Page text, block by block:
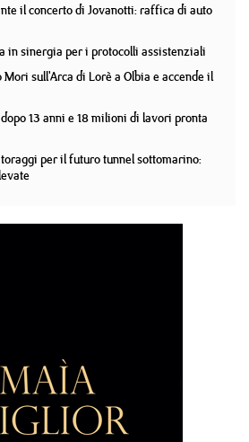
il concerto di Jovanotti: raffica di auto
in sinergia per i protocolli assistenziali
sull'Arca di Lorè a Olbia e accende il
13 anni e 18 milioni di lavori pronta
per il futuro tunnel sottomarino: